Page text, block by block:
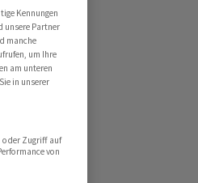
Kennungen
unsere Partner
manche
um Ihre
am unteren
in unserer
oder Zugriff auf
von